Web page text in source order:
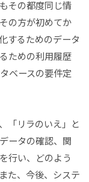
その都度同じ情
の方が初めてか
するためのデータ
ための利用履歴
ベースの要件定
「リラのいえ」と
ータの確認、関
行い、どのよう
た、今後、システ